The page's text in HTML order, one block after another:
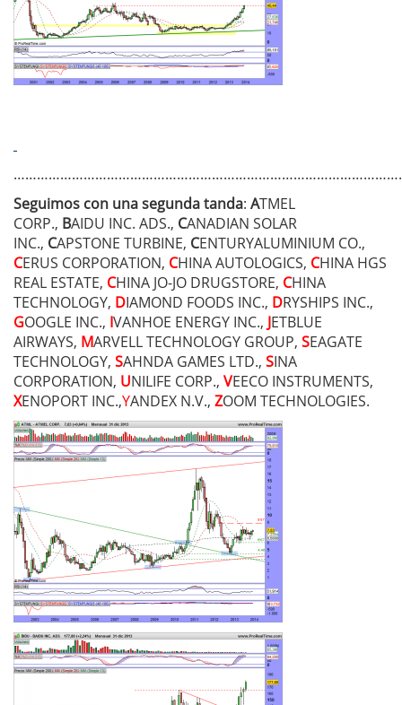
Seguimos con una segunda tanda: ATMEL
CORP., BAIDU INC. ADS., CANADIAN SOLAR
INC., CAPSTONE TURBINE, CENTURYALUMINIUM CO.,
CERUS CORPORATION, CHINA AUTOLOGICS, CHINA HGS
REAL ESTATE, CHINA JO-JO DRUGSTORE, CHINA
TECHNOLOGY, DIAMOND FOODS INC., DRYSHIPS INC.,
GOOGLE INC., IVANHOE ENERGY INC., JETBLUE
AIRWAYS, MARVELL TECHNOLOGY GROUP, SEAGATE
TECHNOLOGY, SAHNDA GAMES LTD., SINA
CORPORATION, UNILIFE CORP., VEECO INSTRUMENTS,
XENOPORT INC.,YANDEX N.V., ZOOM TECHNOLOGIES.